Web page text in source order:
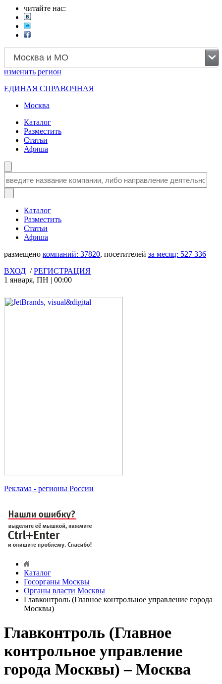
читайте нас:
Москва и МО
изменить регион
ЕДИНАЯ СПРАВОЧНАЯ
Москва
Каталог
Разместить
Статьи
Афиша
Каталог
Разместить
Статьи
Афиша
размещено компаний: 37820, посетителей за месяц: 527 336
ВХОД /РЕГИСТРАЦИЯ
1 января, ПН | 00:00
Реклама - регионы России
Каталог
Госорганы Москвы
Органы власти Москвы
Главконтроль (Главное контрольное управление города
Москвы)
Главконтроль (Главное
контрольное управление
города Москвы) – Москва